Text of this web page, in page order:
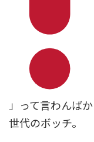
」って言わんば
世代のボッチ。